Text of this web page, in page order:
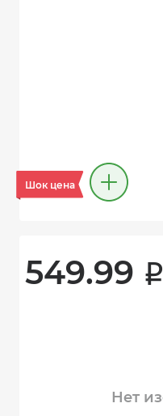
Шок цена
549.99 i
Нет